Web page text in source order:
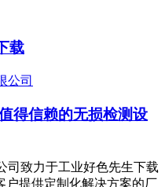
载
得信赖的无损检测设
司致力于工业好色先生下载
客户提供定制化解决方案的厂